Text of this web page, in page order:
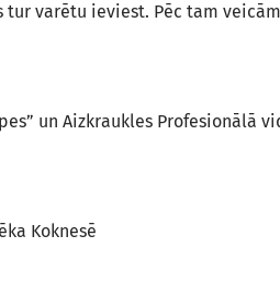
varētu ieviest. Pēc tam
un Aizkraukles Profesionālā
Koknesē